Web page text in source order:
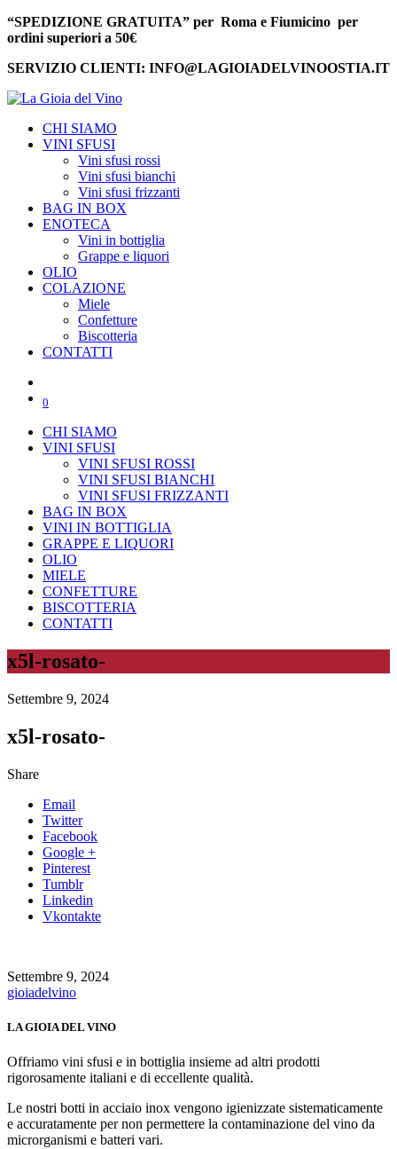
“SPEDIZIONE GRATUITA” per Roma e Fiumicino per
ordini superiori a 50€
SERVIZIO CLIENTI: INFO@LAGIOIADELVINOOSTIA.IT
CHI SIAMO
VINI SFUSI
Vini sfusi rossi
Vini sfusi bianchi
Vini sfusi frizzanti
BAG IN BOX
ENOTECA
Vini in bottiglia
Grappe e liquori
OLIO
COLAZIONE
Miele
Confetture
Biscotteria
CONTATTI
0
CHI SIAMO
VINI SFUSI
VINI SFUSI ROSSI
VINI SFUSI BIANCHI
VINI SFUSI FRIZZANTI
BAG IN BOX
VINI IN BOTTIGLIA
GRAPPE E LIQUORI
OLIO
MIELE
CONFETTURE
BISCOTTERIA
CONTATTI
x5l-rosato-
Settembre 9, 2024
x5l-rosato-
Share
Email
Twitter
Facebook
Google +
Pinterest
Tumblr
Linkedin
Vkontakte
Settembre 9, 2024
gioiadelvino
LA GIOIA DEL VINO
Offriamo vini sfusi e in bottiglia insieme ad altri prodotti
rigorosamente italiani e di eccellente qualità.
Le nostri botti in acciaio inox vengono igienizzate sistematicamente
e accuratamente per non permettere la contaminazione del vino da
microrganismi e batteri vari.